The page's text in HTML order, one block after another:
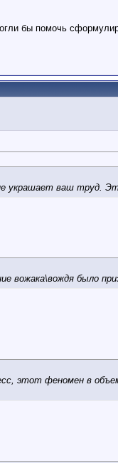
бы помочь
украшает ваш труд.
вожака\вождя было
этот феномен в